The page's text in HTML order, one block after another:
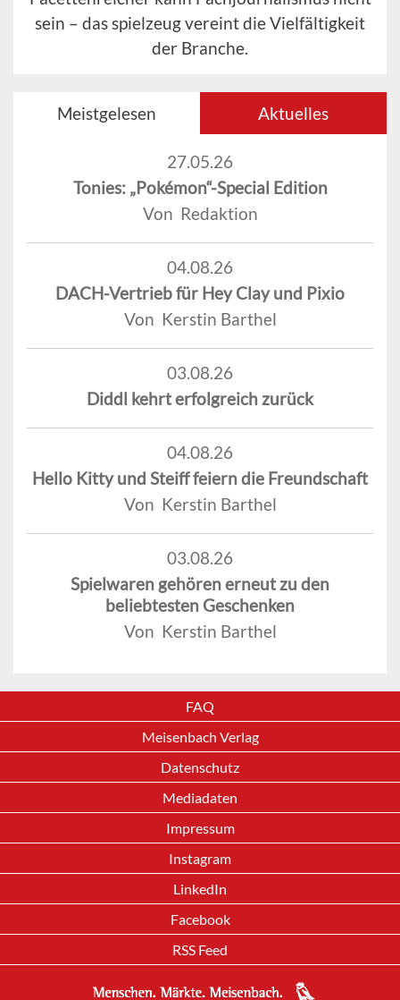
sein – das spielzeug vereint die Vielfältigkeit
der Branche.
Meistgelesen Aktuelles
27.05.26
Tonies: „Pokémon“-Special Edition
Von Redaktion
04.08.26
DACH-Vertrieb für Hey Clay und Pixio
Von Kerstin Barthel
03.08.26
Diddl kehrt erfolgreich zurück
04.08.26
Hello Kitty und Steiff feiern die Freundschaft
Von Kerstin Barthel
03.08.26
Spielwaren gehören erneut zu den
beliebtesten Geschenken
Von Kerstin Barthel
FAQ
Meisenbach Verlag
Datenschutz
Mediadaten
Impressum
Instagram
LinkedIn
Facebook
RSS Feed